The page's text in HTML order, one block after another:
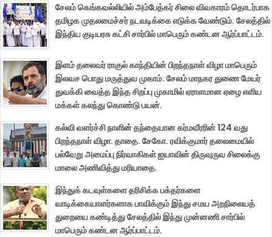
சேலம் கெங்கவல்லியில் அம்பேத்கர் சிலை விவகாரம் தொடர்பாக
தமிழக முதலமைச்சர் நடவடிக்கை எடுக்க வேண்டும். சேலத்தில்
இந்திய குடியரசு கட்சி சார்பில் மாபெரும் கண்டன ஆர்ப்பாட்டம்.
இளம் தலைவர் ராகுல் காந்தியின் பிறந்தநாள் விழா மாபெரும்
இலவச பொது மருத்துவ முகாம். சேலம் மாநகர துணை மேயர்
துவக்கி வைத்த இந்த சிறப்பு முகாமில் ஏராளமான ஏழை எளிய
மக்கள் கலந்து கொண்டு பயன்.
கல்வி வளர்ச்சி நாளின் தந்தையான கர்மவீரரின் 124 வது
பிறந்தநாள் விழா. தாதை. சேகோ. ரவிக்குமார் தலைமையில்
பல்வேறு அமைப்பு நிர்வாகிகள் ஐயாவின் திருவுருவ சிலைக்கு
மாலை அணிவித்து மரியாதை.
இந்துக் கடவுள்களை தரிசிக்க பக்தர்களை
வாடிக்கையாளர்களாக பாவிக்கும் இந்து சமய அறநிலையத்
துறையை கண்டித்து சேலத்தில் இந்து முன்னணி சார்பில்
மாபெரும் கண்டன ஆர்ப்பாட்டம்.